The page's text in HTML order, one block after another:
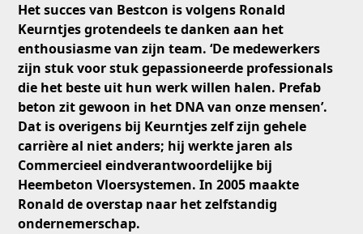
Het succes van Bestcon is volgens Ronald
Keurntjes grotendeels te danken aan het
enthousiasme van zijn team. ‘De medewerkers
zijn stuk voor stuk gepassioneerde professionals
die het beste uit hun werk willen halen. Prefab
beton zit gewoon in het DNA van onze mensen’.
Dat is overigens bij Keurntjes zelf zijn gehele
carrière al niet anders; hij werkte jaren als
Commercieel eindverantwoordelijke bij
Heembeton Vloersystemen. In 2005 maakte
Ronald de overstap naar het zelfstandig
ondernemerschap.